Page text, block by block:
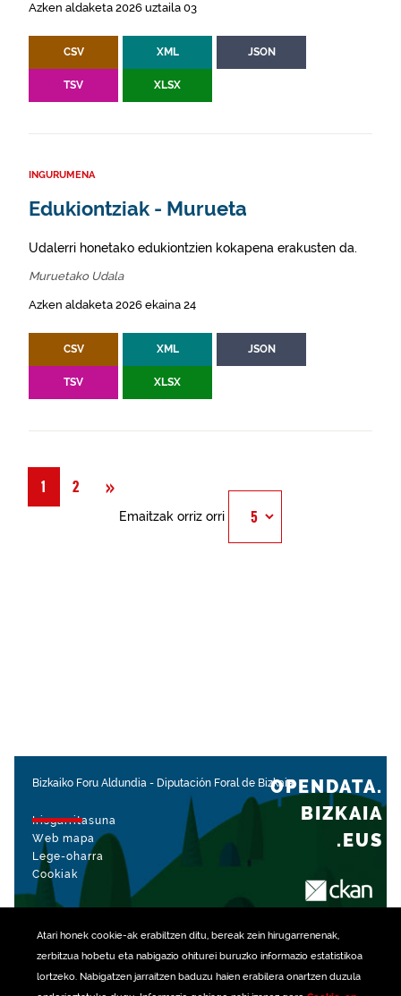
Atari honek cookie-ak erabiltzen ditu, bereak zein hirugarrenenak,
zerbitzua hobetu eta nabigazio ohiturei buruzko informazio estatistikoa
lortzeko. Nabigatzen jarraitzen baduzu haien erabilera onartzen duzula
Azken aldaketa 2026 uztaila 03
CSV XML JSON
TSV XLSX
INGURUMENA
Edukiontziak - Murueta
Udalerri honetako edukiontzien kokapena erakusten da.
Muruetako Udala
Azken aldaketa 2026 ekaina 24
CSV XML JSON
TSV XLSX
1 2 »
Emaitzak orriz orri
Bizkaiko Foru Aldundia - Diputación Foral de Bizkaia
Irisgarritasuna
Web mapa
Lege-oharra
Cookiak
OPENDATA.
BIZKAIA
.EUS